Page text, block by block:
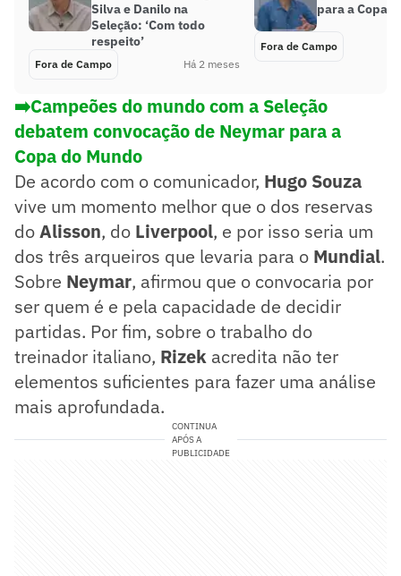
Silva e Danilo na
Seleção: ‘Com todo
respeito’
Fora de Campo Há 2 meses
para a Copa
Fora de Campo
➡️Campeões do mundo com a Seleção
debatem convocação de Neymar para a
Copa do Mundo
De acordo com o comunicador, Hugo Souza
vive um momento melhor que o dos reservas
doAlisson, do Liverpool, e por isso seria um
dos três arqueiros que levaria para o Mundial.
Sobre Neymar, afirmou que o convocaria por
ser quem é e pela capacidade de decidir
partidas. Por fim, sobre o trabalho do
treinador italiano, Rizek acredita não ter
elementos suficientes para fazer uma análise
mais aprofundada.
CONTINUA
APÓS A
PUBLICIDADE